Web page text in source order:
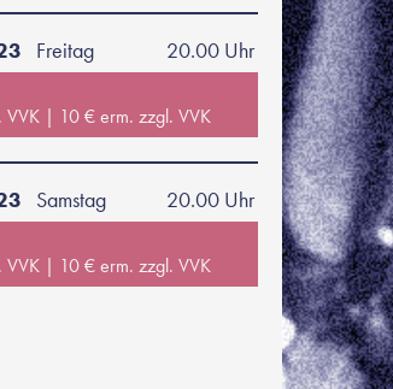
Freitag
20.00 Uhr
VVK 10 € erm. zzgl. VVK
Samstag
20.00 Uhr
VVK 10 € erm. zzgl. VVK